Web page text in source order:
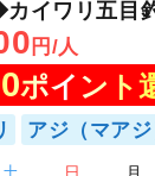
イワリ五目
円/人
ポイント
アジ（マアジ